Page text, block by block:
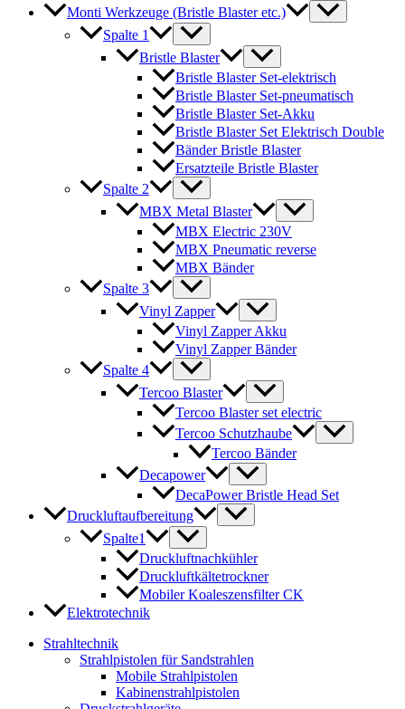
Monti Werkzeuge (Bristle Blaster etc.)
Spalte 1
Bristle Blaster
Bristle Blaster Set-elektrisch
Bristle Blaster Set-pneumatisch
Bristle Blaster Set-Akku
Bristle Blaster Set Elektrisch Double
Bänder Bristle Blaster
Ersatzteile Bristle Blaster
Spalte 2
MBX Metal Blaster
MBX Electric 230V
MBX Pneumatic reverse
MBX Bänder
Spalte 3
Vinyl Zapper
Vinyl Zapper Akku
Vinyl Zapper Bänder
Spalte 4
Tercoo Blaster
Tercoo Blaster set electric
Tercoo Schutzhaube
Tercoo Bänder
Decapower
DecaPower Bristle Head Set
Druckluftaufbereitung
Spalte1
Druckluftnachkühler
Druckluftkältetrockner
Mobiler Koaleszensfilter CK
Elektrotechnik
Strahltechnik
Strahlpistolen für Sandstrahlen
Mobile Strahlpistolen
Kabinenstrahlpistolen